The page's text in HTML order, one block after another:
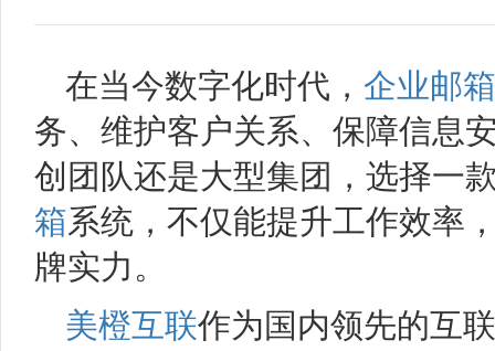
在当今数字化时代， 企业邮箱
务、维护客户关系、保障信息
创团队还是大型集团，选择一
箱系统，不仅能提升工作效率
牌实力。
美橙互联作为国内领先的互